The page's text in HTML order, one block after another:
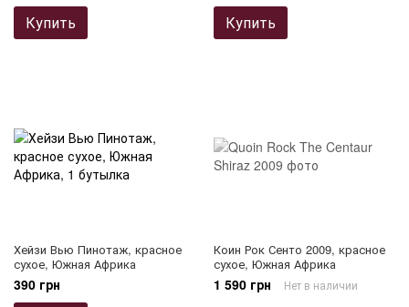
Купить Купить
Хейзи Вью Пинотаж, красное
сухое, Южная Африка
390 грн
Коин Рок Сенто 2009, красное
сухое, Южная Африка
1 590 грн Нет в наличии